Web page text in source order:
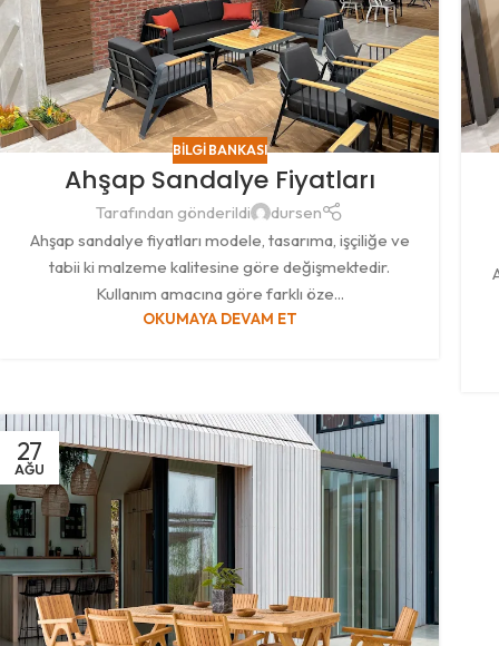
BILGI BANKASI
Ahşap Sandalye Fiyatları
Tarafından gönderildi
dursen
Ahşap sandalye fiyatları modele, tasarıma, işçiliğe ve
tabii ki malzeme kalitesine göre değişmektedir.
Kullanım amacına göre farklı öze...
OKUMAYA DEVAM ET
27
AĞU